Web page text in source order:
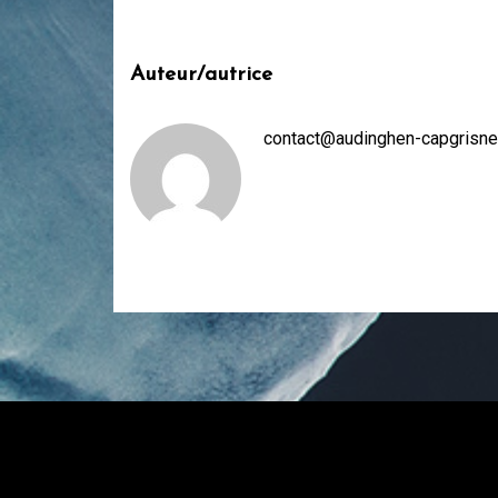
Auteur/autrice
contact@audinghen-